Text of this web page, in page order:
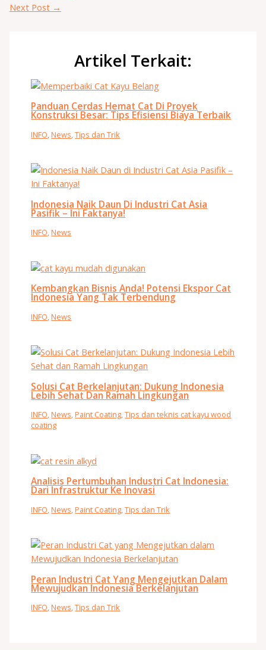
Next Post →
Artikel Terkait:
Panduan Cerdas Hemat Cat Di Proyek
Konstruksi Besar: Tips Efisiensi Biaya Terbaik
INFO ,News ,Tips dan Trik
Indonesia Naik Daun Di Industri Cat Asia
Pasifik – Ini Faktanya!
INFO,News
Kembangkan Bisnis Anda! Potensi Ekspor Cat
Indonesia Yang Tak Terbendung
INFO,News
Solusi Cat Berkelanjutan: Dukung Indonesia
Lebih Sehat Dan Ramah Lingkungan
INFO,News,Paint Coating,Tips dan teknis cat kayu wood
coating
Analisis Pertumbuhan Industri Cat Indonesia:
Dari Infrastruktur Ke Inovasi
INFO,News,Paint Coating,Tips dan Trik
Peran Industri Cat Yang Mengejutkan Dalam
Mewujudkan Indonesia Berkelanjutan
INFO,News,Tips dan Trik